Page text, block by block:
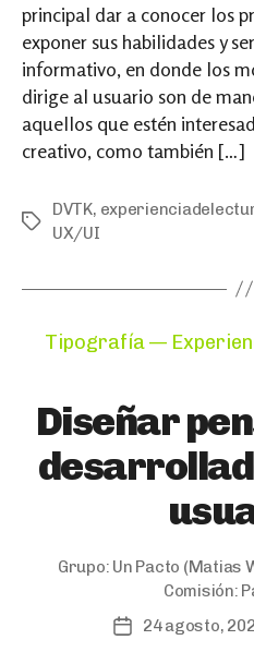
principal dar a conocer los
exponer sus habilidades y
informativo, en donde los
dirige al usuario son de
aquellos que estén
creativo, como también […]
Tags
DVTK,
UX/UI
Tipografía —
Diseñar
Grupo: Un Pacto (Matias
Comisión:
Post24 agosto,